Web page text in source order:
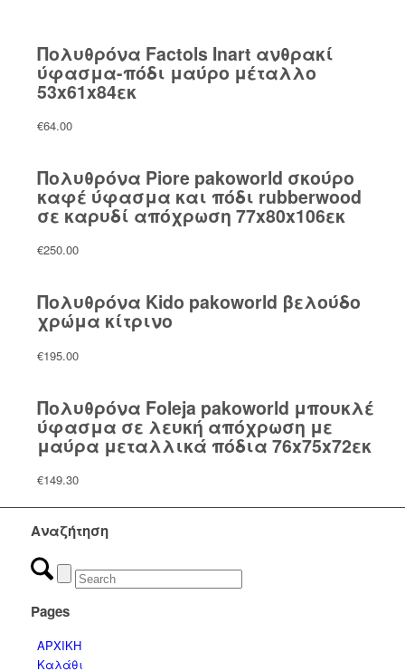
Πολυθρόνα Factols Inart ανθρακί
ύφασμα-πόδι μαύρο μέταλλο
53x61x84εκ
€64.00
Πολυθρόνα Piore pakoworld σκούρο
καφέ ύφασμα και πόδι rubberwood
σε καρυδί απόχρωση 77x80x106εκ
€250.00
Πολυθρόνα Kido pakoworld βελούδο
χρώμα κίτρινο
€195.00
Πολυθρόνα Foleja pakoworld μπουκλέ
ύφασμα σε λευκή απόχρωση με
μαύρα μεταλλικά πόδια 76x75x72εκ
€149.30
Αναζήτηση
Pages
ΑΡΧΙΚΗ
Καλάθι